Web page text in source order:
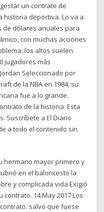
un contrato de
historia deportiva. Lo va a
de dólares anuales para
con muchas acciones
los altos suelen
jugadores más
Seleccionado por
de la NBA en 1984, su
fue a lo grande.
de la historia. Esta
Suscríbete a El Diario
a todo el contenido sin
hermano mayor primero y
en el baloncesto la
y complicada vida Exigió
14 May 2017 Los
salvo que fuese